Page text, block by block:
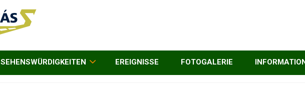
SEHENSWÜRDIGKEITEN EREIGNISSE FOTOGALERIE